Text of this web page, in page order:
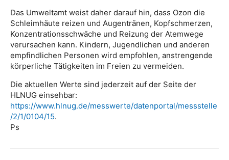
Das Umweltamt weist daher darauf hin, dass Ozon die
Schleimhäute reizen und Augentränen, Kopfschmerzen,
Konzentrationsschwäche und Reizung der Atemwege
verursachen kann. Kindern, Jugendlichen und anderen
empfindlichen Personen wird empfohlen, anstrengende
körperliche Tätigkeiten im Freien zu vermeiden.
Die aktuellen Werte sind jederzeit auf der Seite der
HLNUG einsehbar:
https://www.hlnug.de/messwerte/datenportal/messstelle
/2/1/0104/15.
Ps